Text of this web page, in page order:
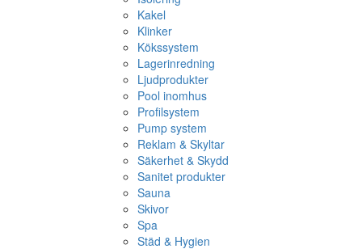
Kakel
Klinker
Kökssystem
Lagerinredning
Ljudprodukter
Pool inomhus
Profilsystem
Pump system
Reklam & Skyltar
Säkerhet & Skydd
Sanitet produkter
Sauna
Skivor
Spa
Städ & Hygien